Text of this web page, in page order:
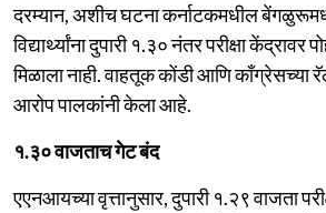
दरम्यान, अशीच घटना कर्नाटकमधील
विद्यार्थ्यांना दुपारी १.३० नंतर परीक्षा
मिळाला नाही. वाहतूक कोंडी आणि काँग्रेसच्या
आरोप पालकांनी केला आहे.
१.३० वाजताच गेट बंद
एएनआयच्या वृत्तानुसार, दुपारी १.२९ वाजता